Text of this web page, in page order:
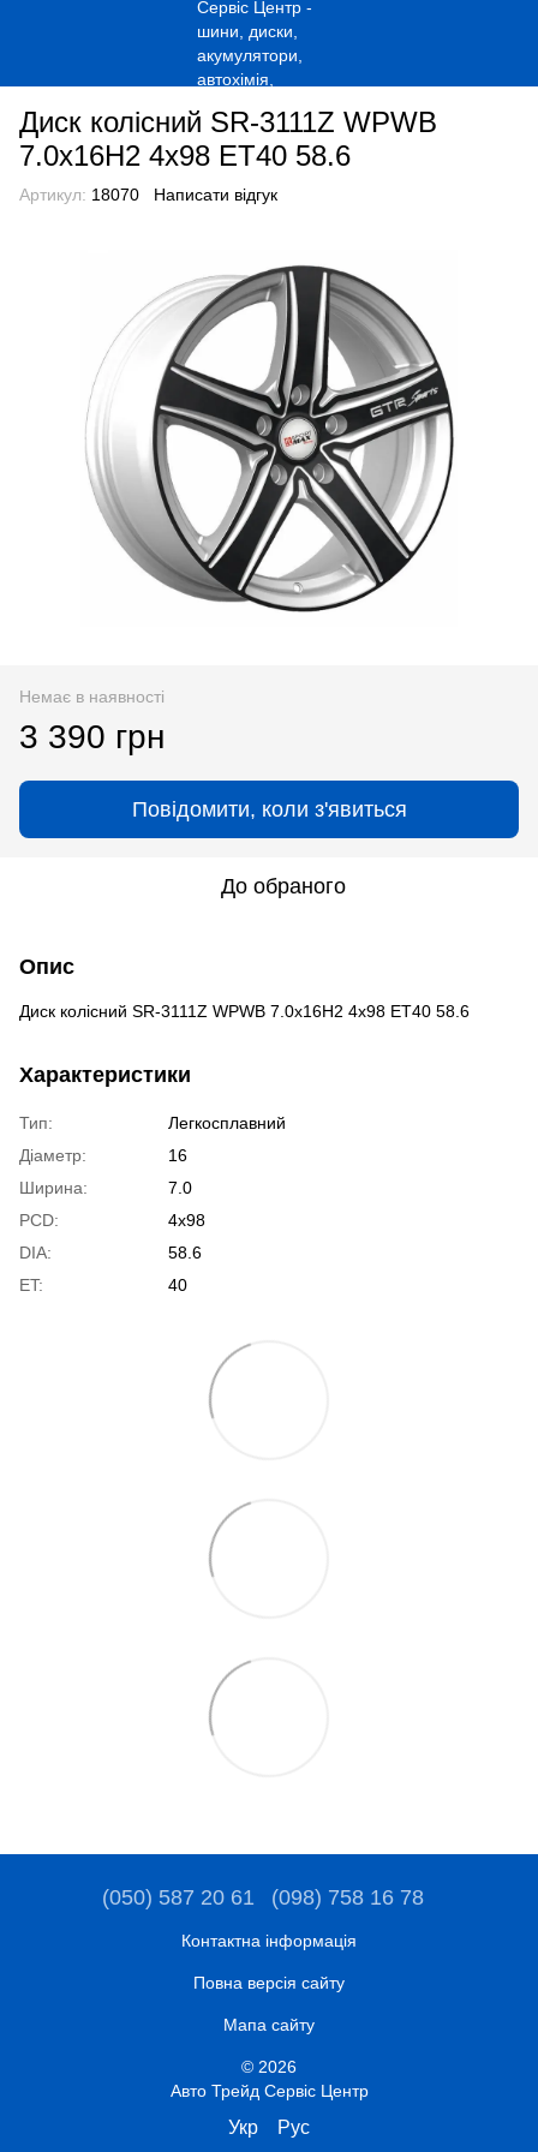
Диск колісний SR-3111Z WPWB
7.0x16H2 4x98 ET40 58.6
Артикул: 18070 Написати відгук
Немає в наявності
3 390 грн
Повідомити, коли з'явиться
До обраного
Опис
Диск колісний SR-3111Z WPWB 7.0x16H2 4x98 ET40 58.6
Характеристики
Тип:
Легкосплавний
Діаметр:
16
Ширина:
7.0
PCD:
4x98
DIA:
58.6
ET:
40
(050) 587 20 61 (098) 758 16 78
Контактна інформація
Повна версія сайту
Мапа сайту
© 2026
Авто Трейд Сервіс Центр
Укр Рус